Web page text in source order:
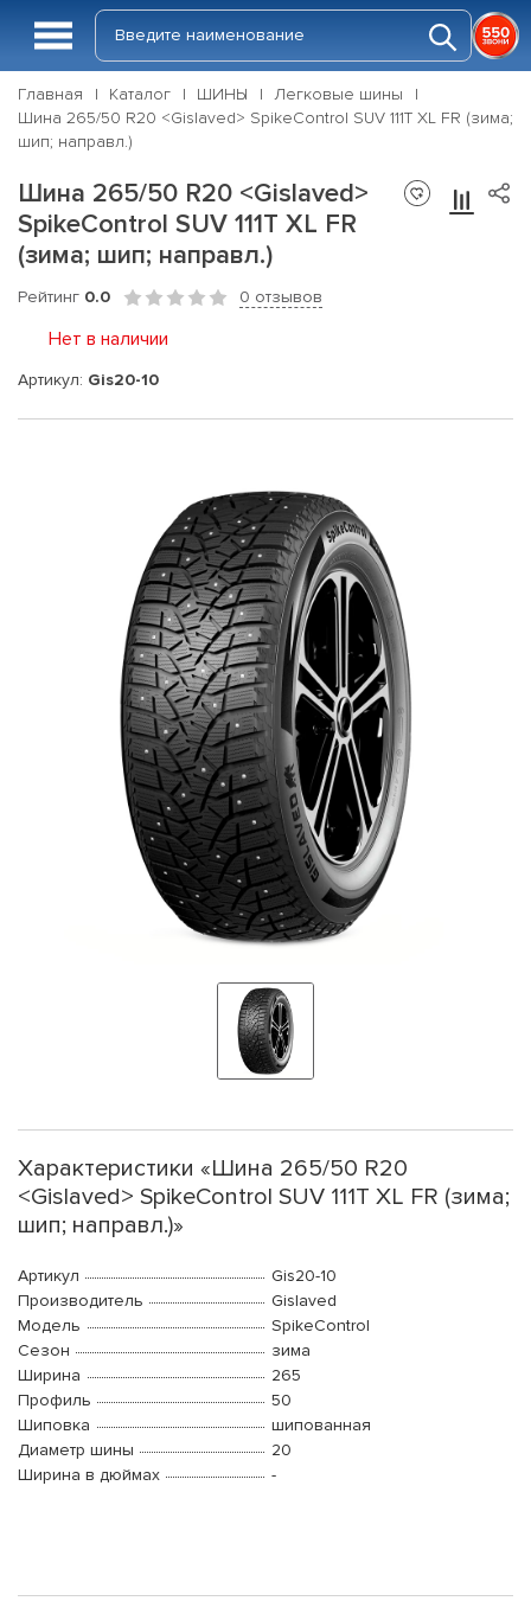
Главная Каталог ШИНЫ
Легковые шины
Шина 265/50 R20 <Gislaved> SpikeControl SUV 111T XL FR (зима;
шип; направл.)
Шина 265/50 R20 <Gislaved>
SpikeControl SUV 111T XL FR
(зима; шип; направл.)
Рейтинг 0.0 0 отзывов
Нет в наличии
Артикул: Gis20-10
Характеристики «Шина 265/50 R20
<Gislaved> SpikeControl SUV 111T XL FR (зима;
шип; направл.)»
Артикул
Gis20-10
Производитель
Gislaved
Модель
SpikeControl
Сезон
зима
Ширина
265
Профиль
50
Шиповка
шипованная
Диаметр шины
20
Ширина в дюймах
-